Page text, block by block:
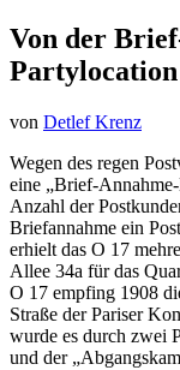
Von der
von Detlef Krenz
Wegen des regen
eine „Brief-
Anzahl der
Briefannahme ein
erhielt das O 17
Allee 34a für das
O 17 empfing 1908
Straße der Pariser
wurde es durch zwei
und der